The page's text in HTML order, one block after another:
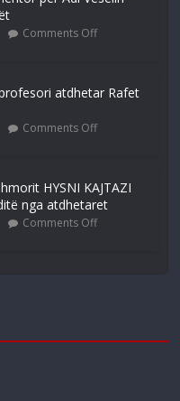
Comments Off
atdhetar Rafet
Comments Off
HYSNI KAJTAZI
nga atdhetaret
Comments Off